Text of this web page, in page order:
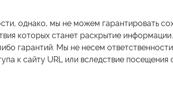
однако, мы не можем гарантировать
которых станет раскрытие
гарантий. Мы не несем
к сайту URL или вследствие посещения